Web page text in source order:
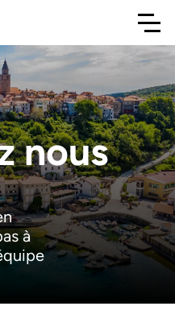
nous
à